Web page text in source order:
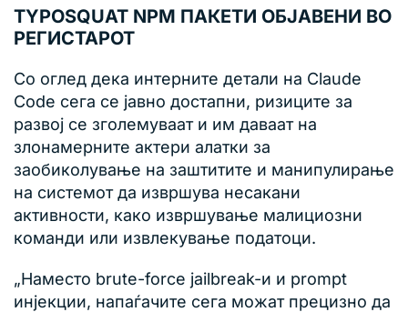
TYPOSQUAT NPM ПАКЕТИ ОБЈАВЕНИ ВО
РЕГИСТАРОТ
Со оглед дека интерните детали на Claude
Code сега се јавно достапни, ризиците за
развој се зголемуваат и им даваат на
злонамерните актери алатки за
заобиколување на заштитите и манипулирање
на системот да извршува несакани
активности, како извршување малициозни
команди или извлекување податоци.
„Наместо brute-force jailbreak-и и prompt
инјекции, напаѓачите сега можат прецизно да